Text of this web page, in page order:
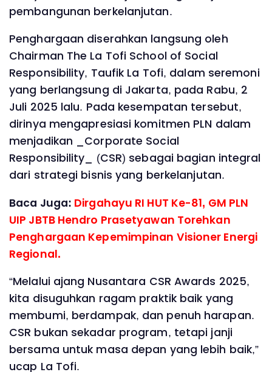
pembangunan berkelanjutan.
Penghargaan diserahkan langsung oleh
Chairman The La Tofi School of Social
Responsibility, Taufik La Tofi, dalam seremoni
yang berlangsung di Jakarta, pada Rabu, 2
Juli 2025 lalu. Pada kesempatan tersebut,
dirinya mengapresiasi komitmen PLN dalam
menjadikan _Corporate Social
Responsibility_ (CSR) sebagai bagian integral
dari strategi bisnis yang berkelanjutan.
Baca Juga: Dirgahayu RI HUT Ke-81, GM PLN
UIP JBTB Hendro Prasetyawan Torehkan
Penghargaan Kepemimpinan Visioner Energi
Regional.
“Melalui ajang Nusantara CSR Awards 2025,
kita disuguhkan ragam praktik baik yang
membumi, berdampak, dan penuh harapan.
CSR bukan sekadar program, tetapi janji
bersama untuk masa depan yang lebih baik,”
ucap La Tofi.